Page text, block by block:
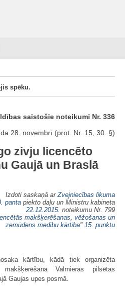
spēku.
saistošie noteikumi Nr. 336
28. novembrī (prot. Nr. 15, 30. §)
zivju licencēto
Gaujā un Braslā
Izdoti saskaņā ar Zvejniecības likuma
panta piekto daļu un Ministru kabineta
22.12.2015. noteikumu Nr. 799
makšķerēšanas, vēžošanas un
zemūdens medību kārtība" 15. punktu
kārtību, kādā tiek organizēta
Valmieras pilsētas
Gaujas upes posmā.